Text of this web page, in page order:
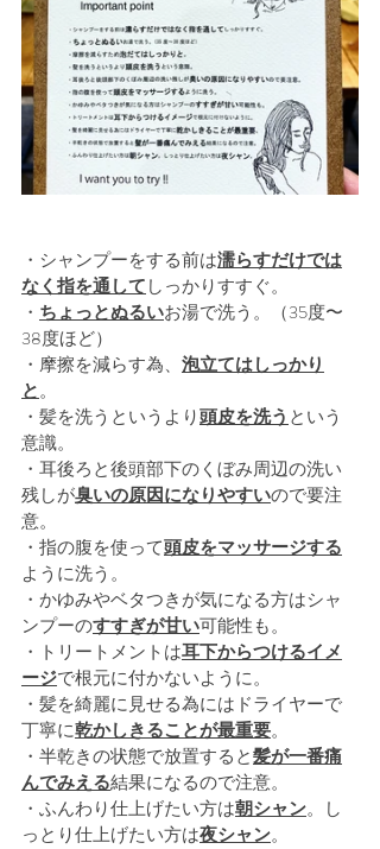
・シャンプーをする前は濡らすだけでは
なく指を通してしっかりすすぐ。
・ ちょっとぬるいお湯で洗う。（35度〜
38度ほど）
・摩擦を減らす為、 泡立てはしっかり
と。
・髪を洗うというより頭皮を洗う という
意識。
・耳後ろと後頭部下のくぼみ周辺の洗い
残しが臭いの原因になりやすいので要注
意。
・指の腹を使って頭皮をマッサージする
ように洗う。
・かゆみやベタつきが気になる方はシャ
ンプーのすすぎが甘い可能性も。
・トリートメントは耳下からつけるイメ
ージで根元に付かないように。
・髪を綺麗に見せる為にはドライヤーで
丁寧に乾かしきることが最重要。
・半乾きの状態で放置すると髪が一番痛
んでみえる結果になるので注意。
・ふんわり仕上げたい方は朝シャン。し
っとり仕上げたい方は夜シャン。